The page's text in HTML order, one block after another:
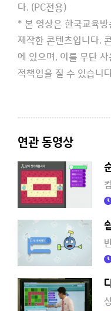
다. (PC전용)
* 본 영상은 한국교육
제작한 콘텐츠입니다.
에 있으며, 이를 무단
적책임을 질 수 있습니
연관 동영상